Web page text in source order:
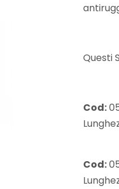
Questi
Cod:
Cod: